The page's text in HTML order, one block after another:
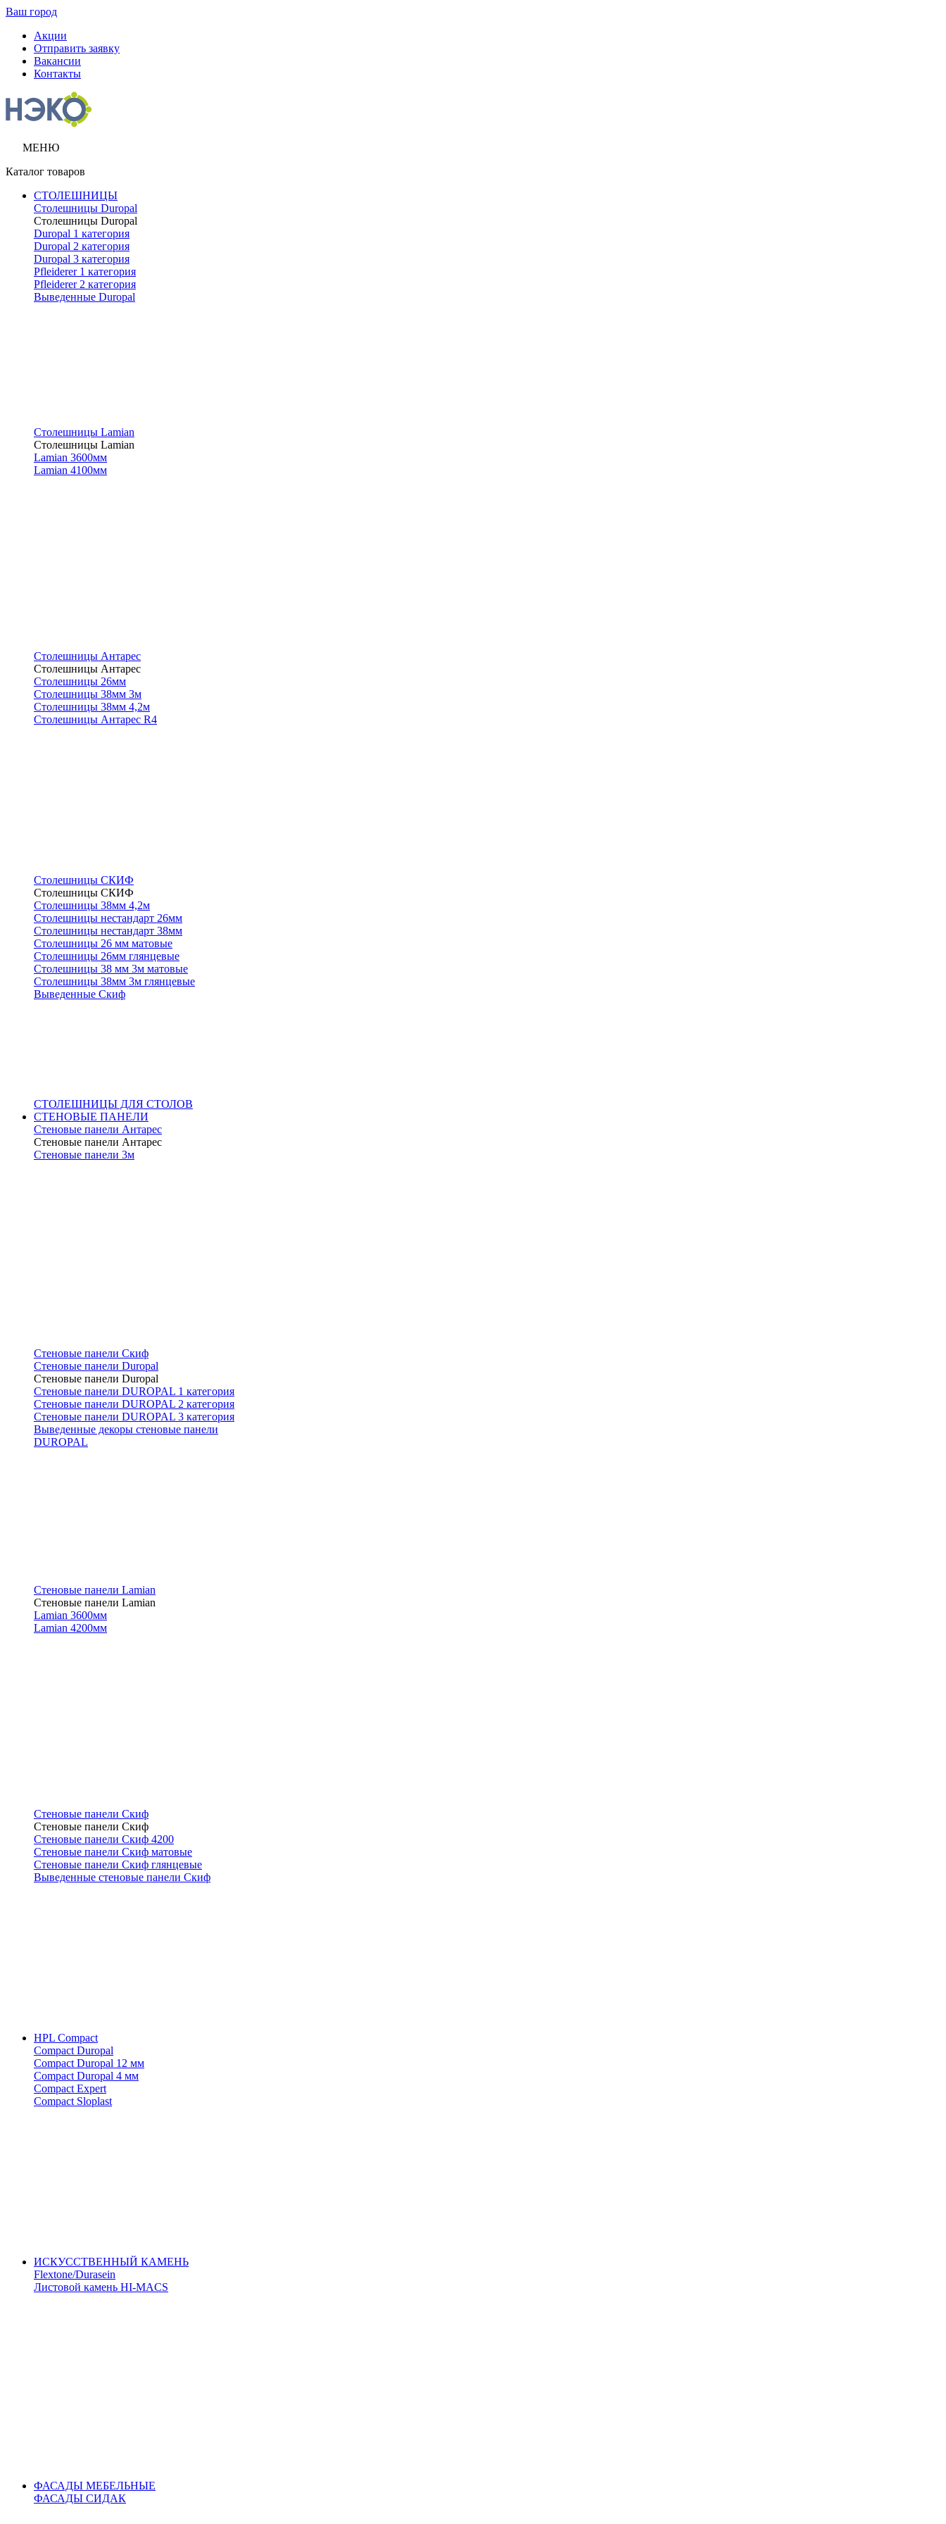
Ваш город
Акции
Отправить заявку
Вакансии
Контакты
МЕНЮ
Каталог товаров
СТОЛЕШНИЦЫ
Столешницы Duropal
Столешницы Duropal
Duropal 1 категория
Duropal 2 категория
Duropal 3 категория
Pfleiderer 1 категория
Pfleiderer 2 категория
Выведенные Duropal
Столешницы Lamian
Столешницы Lamian
Lamian 3600мм
Lamian 4100мм
Столешницы Антарес
Столешницы Антарес
Столешницы 26мм
Столешницы 38мм 3м
Столешницы 38мм 4,2м
Столешницы Антарес R4
Столешницы СКИФ
Столешницы СКИФ
Столешницы 38мм 4,2м
Столешницы нестандарт 26мм
Столешницы нестандарт 38мм
Столешницы 26 мм матовые
Столешницы 26мм глянцевые
Столешницы 38 мм 3м матовые
Столешницы 38мм 3м глянцевые
Выведенные Скиф
СТОЛЕШНИЦЫ ДЛЯ СТОЛОВ
СТЕНОВЫЕ ПАНЕЛИ
Стеновые панели Антарес
Стеновые панели Антарес
Стеновые панели 3м
Стеновые панели Скиф
Стеновые панели Duropal
Стеновые панели Duropal
Стеновые панели DUROPAL 1 категория
Стеновые панели DUROPAL 2 категория
Стеновые панели DUROPAL 3 категория
Выведенные декоры стеновые панели
DUROPAL
Стеновые панели Lamian
Стеновые панели Lamian
Lamian 3600мм
Lamian 4200мм
Стеновые панели Скиф
Стеновые панели Скиф
Стеновые панели Скиф 4200
Стеновые панели Скиф матовые
Стеновые панели Скиф глянцевые
Выведенные стеновые панели Скиф
HPL Compact
Compact Duropal
Compact Duropal 12 мм
Compact Duropal 4 мм
Compact Expert
Compact Sloplast
ИСКУССТВЕННЫЙ КАМЕНЬ
Flextone/Durasein
Листовой камень HI-MACS
ФАСАДЫ МЕБЕЛЬНЫЕ
ФАСАДЫ СИДАК